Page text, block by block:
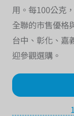
用。每100公克
全聯的市售優格
台中、彰化、嘉
迎參觀選購。